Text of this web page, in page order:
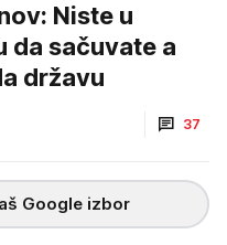
Niste u
da sačuvate a
državu
37
Google izbor